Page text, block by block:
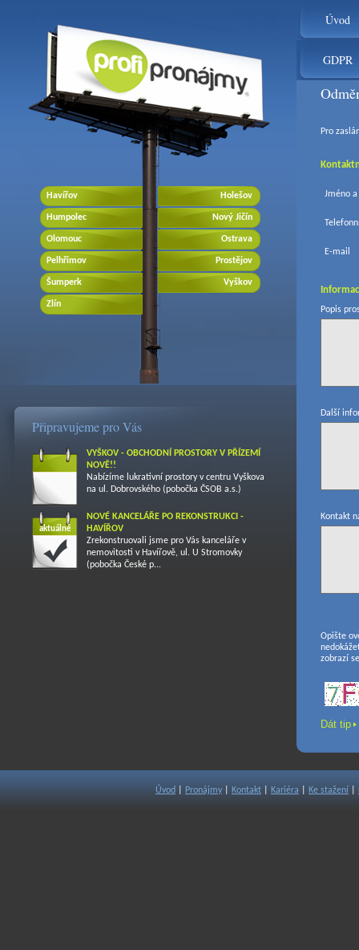
Úvod
GDPR
Pro
Jméno
E-mail
Popis
Další
Kontakt
Opište
zobrazí
Dát tip
Havířov Holešov
Humpolec Nový Jičín
Olomouc Ostrava
Pelhřimov Prostějov
Šumperk Vyškov
Zlín
Připravujeme pro Vás
VYŠKOV - OBCHODNÍ PROSTORY V PŘÍZEMÍ
NOVĚ!!
Nabízíme lukrativní prostory v centru Vyškova
na ul. Dobrovského (pobočka ČSOB a.s.)
aktuálně
NOVÉ KANCELÁŘE PO REKONSTRUKCI -
HAVÍŘOV
Zrekonstruovali jsme pro Vás kanceláře v
nemovitosti v Havířově, ul. U Stromovky
(pobočka České p...
Úvod Pronájmy| Kontakt Kariéra Ke stažení